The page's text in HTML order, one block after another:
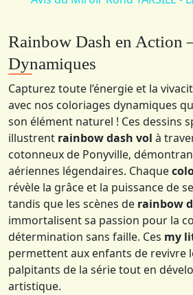
Rainbow Dash en Action
Dynamiques
Capturez toute l’énergie et la
avec nos coloriages dynamiques
son élément naturel ! Ces dessins
illustrent rainbow dash vol à
cotonneux de Ponyville,
aériennes légendaires. Chaque
révèle la grâce et la puissance de
tandis que les scènes de rainbow
immortalisent sa passion pour la
détermination sans faille. Ces my
permettent aux enfants de revivre
palpitants de la série tout en
artistique.